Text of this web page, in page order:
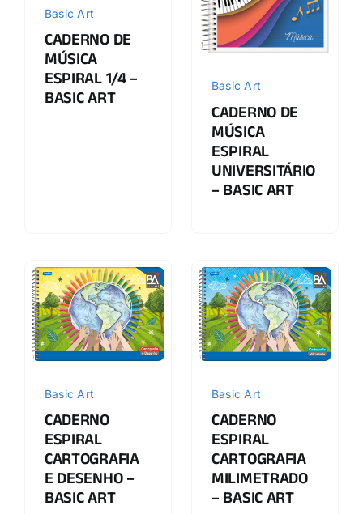
Basic Art
CADERNO DE
MÚSICA
ESPIRAL 1/4 –
BASIC ART
Basic Art
CADERNO DE
MÚSICA
ESPIRAL
UNIVERSITÁRIO
– BASIC ART
Basic Art
CADERNO
ESPIRAL
CARTOGRAFIA
E DESENHO –
BASIC ART
Basic Art
CADERNO
ESPIRAL
CARTOGRAFIA
MILIMETRADO
– BASIC ART